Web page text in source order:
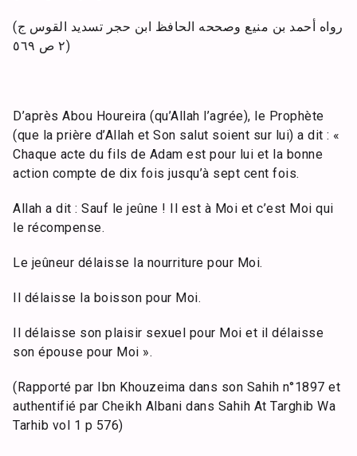
(رواه أحمد بن منيع وصححه الحافظ ابن حجر تسديد القوس ج
٢ ص ٥٦٩)
D’après Abou Houreira (qu’Allah l’agrée), le Prophète
(que la prière d’Allah et Son salut soient sur lui) a dit : «
Chaque acte du fils de Adam est pour lui et la bonne
action compte de dix fois jusqu’à sept cent fois.
Allah a dit : Sauf le jeûne ! Il est à Moi et c’est Moi qui
le récompense.
Le jeûneur délaisse la nourriture pour Moi.
Il délaisse la boisson pour Moi.
Il délaisse son plaisir sexuel pour Moi et il délaisse
son épouse pour Moi ».
(Rapporté par Ibn Khouzeima dans son Sahih n°1897 et
authentifié par Cheikh Albani dans Sahih At Targhib Wa
Tarhib vol 1 p 576)